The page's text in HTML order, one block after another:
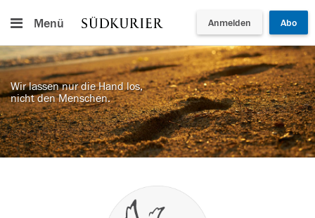
Menü Anmelden Abo
Wir lassen nur die Hand los,
nicht den Menschen.